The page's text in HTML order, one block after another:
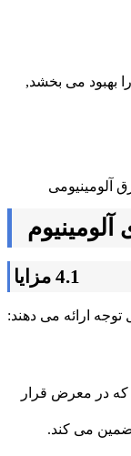
بهبود می بخشد,
4.1 مزایا
که در معرض قرار
می کند.